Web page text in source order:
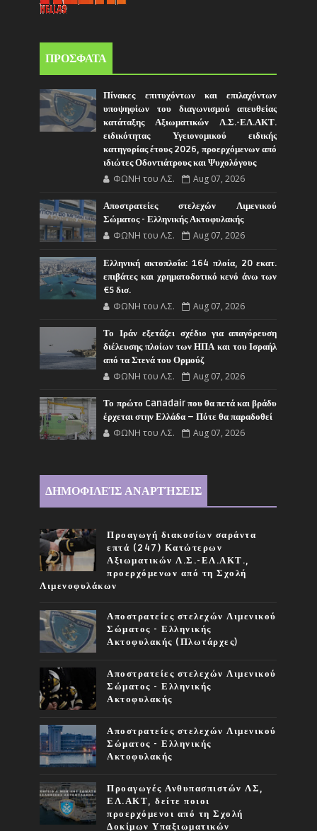
ΠΡΟΣΦΑΤΑ
Πίνακες επιτυχόντων και επιλαχόντων
υποψηφίων του διαγωνισμού απευθείας
κατάταξης Αξιωματικών Λ.Σ.-ΕΛ.ΑΚΤ.
ειδικότητας Υγειονομικού ειδικής
κατηγορίας έτους 2026, προερχόμενων από
ιδιώτες Οδοντιάτρους και Ψυχολόγους
ΦΩΝΗ του Λ.Σ. Aug 07, 2026
Αποστρατείες στελεχών Λιμενικού
Σώματος - Ελληνικής Ακτοφυλακής
ΦΩΝΗ του Λ.Σ. Aug 07, 2026
Ελληνική ακτοπλοΐα: 164 πλοία, 20 εκατ.
επιβάτες και χρηματοδοτικό κενό άνω των
€5 δισ.
ΦΩΝΗ του Λ.Σ. Aug 07, 2026
Το Ιράν εξετάζει σχέδιο για απαγόρευση
διέλευσης πλοίων των ΗΠΑ και του Ισραήλ
από τα Στενά του Ορμούζ
ΦΩΝΗ του Λ.Σ. Aug 07, 2026
Το πρώτο Canadair που θα πετά και βράδυ
έρχεται στην Ελλάδα – Πότε θα παραδοθεί
ΦΩΝΗ του Λ.Σ. Aug 07, 2026
ΔΗΜΟΦΙΛΕΊΣ ΑΝΑΡΤΉΣΕΙΣ
Προαγωγή διακοσίων σαράντα
επτά (247) Κατώτερων
Αξιωματικών Λ.Σ.-ΕΛ.ΑΚΤ.,
προερχόμενων από τη Σχολή
Λιμενοφυλάκων
Αποστρατείες στελεχών Λιμενικού
Σώματος - Ελληνικής
Ακτοφυλακής (Πλωτάρχες)
Αποστρατείες στελεχών Λιμενικού
Σώματος - Ελληνικής
Ακτοφυλακής
Αποστρατείες στελεχών Λιμενικού
Σώματος - Ελληνικής
Ακτοφυλακής
Προαγωγές Ανθυπασπιστών ΛΣ,
ΕΛ.ΑΚΤ, δείτε ποιοι
προερχόμενοι από τη Σχολή
Δοκίμων Υπαξιωματικών